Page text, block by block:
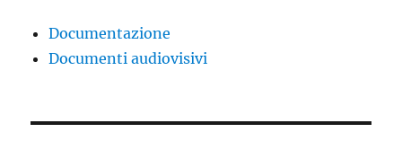
Documentazione
Documenti audiovisivi